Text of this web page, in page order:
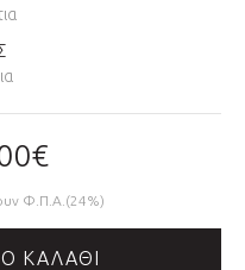
Φ.Π.Α.(24%)
ΚΑΛΆΘΙ